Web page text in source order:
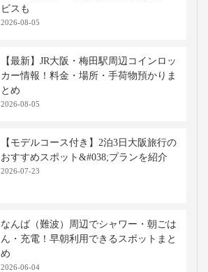
ビスも
2026-08-05
【最新】JR大阪・梅田駅周辺コインロッ
カー情報！料金・場所・手荷物預かりま
とめ
2026-08-05
【モデルコース付き】2泊3日大阪旅行の
おすすめスポット&#038;プランを紹介
2026-07-23
なんば（難波）周辺でシャワー・朝ごは
ん・充電！早朝利用できるスポットまと
め
2026-06-04